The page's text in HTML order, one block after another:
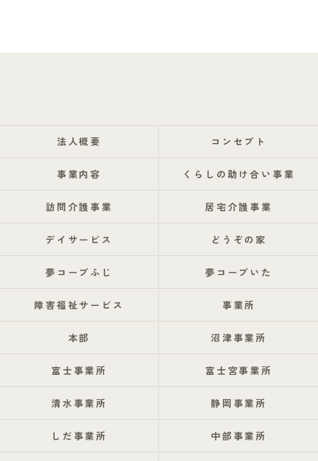
法人概要 コンセプト
事業内容 くらしの助け合い事業
訪問介護事業 居宅介護事業
デイサービス どうぞの家
夢コープふじ 夢コープいた
障害福祉サービス 事業所
本部 沼津事業所
富士事業所 富士宮事業所
清水事業所 静岡事業所
しだ事業所 中部事業所